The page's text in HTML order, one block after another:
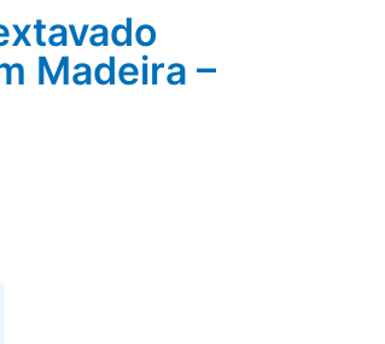
Madeira –